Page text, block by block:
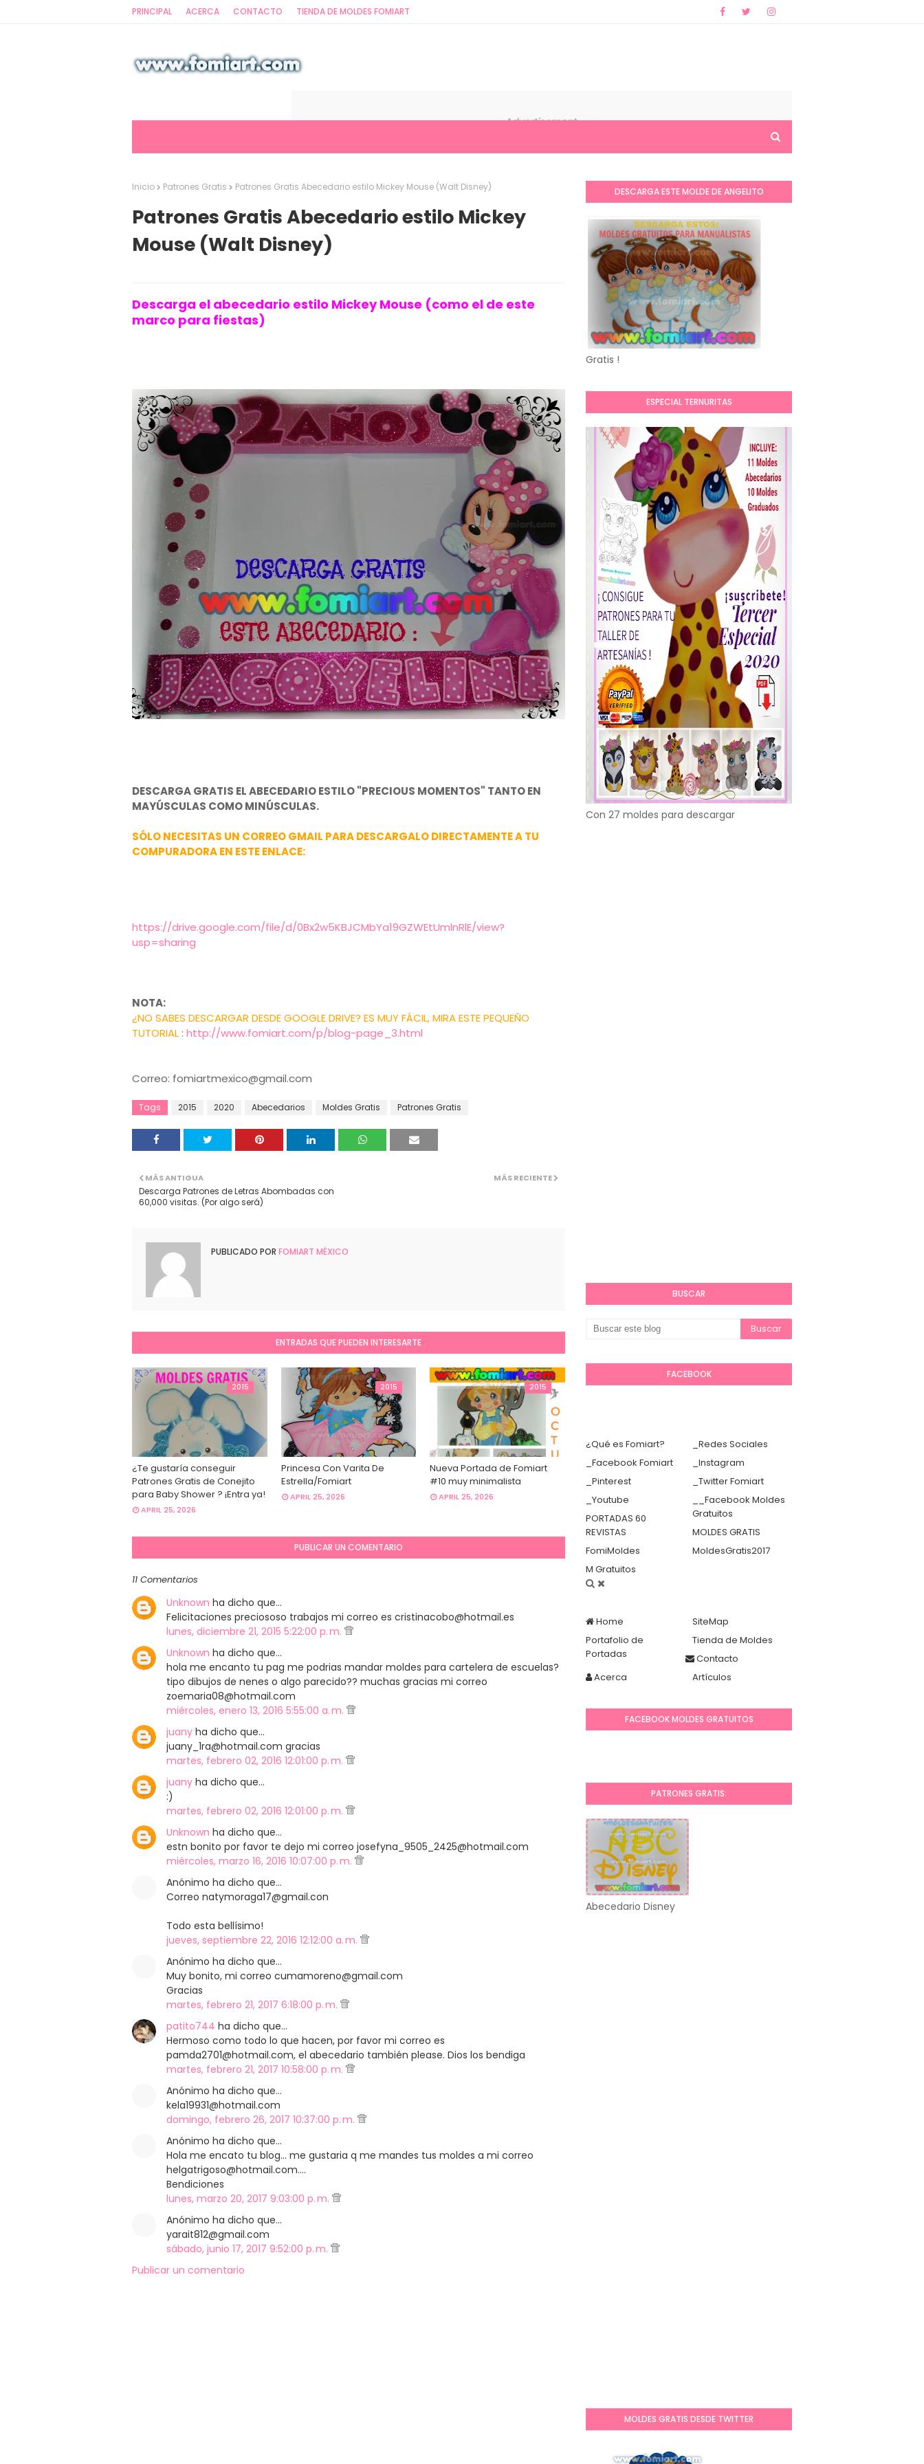
PRINCIPAL ACERCA CONTACTO TIENDA DE MOLDES FOMIART
Inicio Patrones Gratis Patrones Gratis Abecedario estilo Mickey Mouse (Walt Disney)
Patrones Gratis Abecedario estilo Mickey
Mouse (Walt Disney)
Descarga el abecedario estilo Mickey Mouse (como el de este
marco para fiestas)
DESCARGA GRATIS EL ABECEDARIO ESTILO "PRECIOUS MOMENTOS" TANTO EN
MAYÚSCULAS COMO MINÚSCULAS.
SÓLO NECESITAS UN CORREO GMAIL PARA DESCARGALO DIRECTAMENTE A TU
COMPURADORA EN ESTE ENLACE:
https://drive.google.com/file/d/0Bx2w5KBJCMbYa19GZWEtUmlnRlE/view?
usp=sharing
NOTA:
¿NO SABES DESCARGAR DESDE GOOGLE DRIVE? ES MUY FÁCIL, MIRA ESTE PEQUEÑO
TUTORIAL : http://www.fomiart.com/p/blog-page_3.html
Correo: fomiartmexico@gmail.com
Tags 2015 2020 Abecedarios Moldes Gratis Patrones Gratis
MÁS RECIENTE
MÁS ANTIGUA
Descarga Patrones de Letras Abombadas con
60,000 visitas. (Por algo será)
PUBLICADO POR FOMIART MÉXICO
ENTRADAS QUE PUEDEN INTERESARTE
2015
¿Te gustaría conseguir
Patrones Gratis de Conejito
para Baby Shower ? ¡Entra ya!
APRIL 25, 2026
2015
Princesa Con Varita De
Estrella/Fomiart
APRIL 25, 2026
2015
Nueva Portada de Fomiart
#10 muy minimalista
APRIL 25, 2026
PUBLICAR UN COMENTARIO
11 Comentarios
Unknown ha dicho que…
Felicitaciones preciososo trabajos mi correo es cristinacobo@hotmail.es
lunes, diciembre 21, 2015 5:22:00 p. m.
Unknown ha dicho que…
hola me encanto tu pag me podrias mandar moldes para cartelera de escuelas?
tipo dibujos de nenes o algo parecido?? muchas gracias mi correo
zoemaria08@hotmail.com
miércoles, enero 13, 2016 5:55:00 a. m.
juany ha dicho que…
juany_1ra@hotmail.com gracias
martes, febrero 02, 2016 12:01:00 p. m.
juany ha dicho que…
:)
martes, febrero 02, 2016 12:01:00 p. m.
Unknown ha dicho que…
estn bonito por favor te dejo mi correo josefyna_9505_2425@hotmail.com
miércoles, marzo 16, 2016 10:07:00 p. m.
Anónimo ha dicho que…
Correo natymoraga17@gmail.con
Todo esta bellísimo!
jueves, septiembre 22, 2016 12:12:00 a. m.
Anónimo ha dicho que…
Muy bonito, mi correo cumamoreno@gmail.com
Gracias
martes, febrero 21, 2017 6:18:00 p. m.
patito744 ha dicho que…
Hermoso como todo lo que hacen, por favor mi correo es
pamda2701@hotmail.com, el abecedario también please. Dios los bendiga
martes, febrero 21, 2017 10:58:00 p. m.
Anónimo ha dicho que…
kela19931@hotmail.com
domingo, febrero 26, 2017 10:37:00 p. m.
Anónimo ha dicho que…
Hola me encato tu blog... me gustaria q me mandes tus moldes a mi correo
helgatrigoso@hotmail.com....
Bendiciones
lunes, marzo 20, 2017 9:03:00 p. m.
Anónimo ha dicho que…
yarait812@gmail.com
sábado, junio 17, 2017 9:52:00 p. m.
Publicar un comentario
DESCARGA ESTE MOLDE DE ANGELITO
Gratis !
ESPECIAL TERNURITAS
Con 27 moldes para descargar
BUSCAR
FACEBOOK
¿Qué es Fomiart?
_Redes Sociales
_Facebook Fomiart
_Instagram
_Pinterest
_Twitter Fomiart
_Youtube
__Facebook Moldes
Gratuitos
PORTADAS 60
REVISTAS
MOLDES GRATIS
FomiMoldes
MoldesGratis2017
M Gratuitos
Home
SiteMap
Portafolio de
Portadas
Tienda de Moldes
Contacto
Artículos
Acerca
FACEBOOK MOLDES GRATUITOS
PATRONES GRATIS:
Abecedario Disney
MOLDES GRATIS DESDE TWITTER